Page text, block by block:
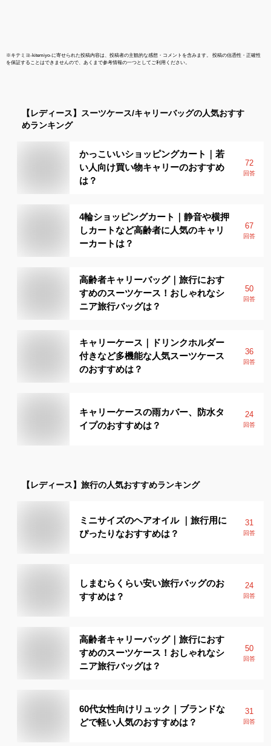
※キテミヨ-kitemiyo-に寄せられた投稿内容は、投稿者の主観的な感想・コメントを含みます。 投稿の信憑性・正確性
を保証することはできませんので、あくまで参考情報の一つとしてご利用ください。
【レディース】 スーツケース/キャリーバッグの人気おすす
めランキング
かっこいいショッピングカート｜若
い人向け買い物キャリーのおすすめ
は？
72
回答
4輪ショッピングカート｜静音や横押
しカートなど高齢者に人気のキャリ
ーカートは？
67
回答
高齢者キャリーバッグ｜旅行におす
すめのスーツケース！おしゃれなシ
ニア旅行バッグは？
50
回答
キャリーケース｜ドリンクホルダー
付きなど多機能な人気スーツケース
のおすすめは？
36
回答
キャリーケースの雨カバー、防水タ
イプのおすすめは？
24
回答
【レディース】 旅行の人気おすすめランキング
ミニサイズのヘアオイル ｜旅行用に
ぴったりなおすすめは？
31
回答
しまむらくらい安い旅行バッグのお
すすめは？
24
回答
高齢者キャリーバッグ｜旅行におす
すめのスーツケース！おしゃれなシ
ニア旅行バッグは？
50
回答
60代女性向けリュック｜ブランドな
どで軽い人気のおすすめは？
31
回答